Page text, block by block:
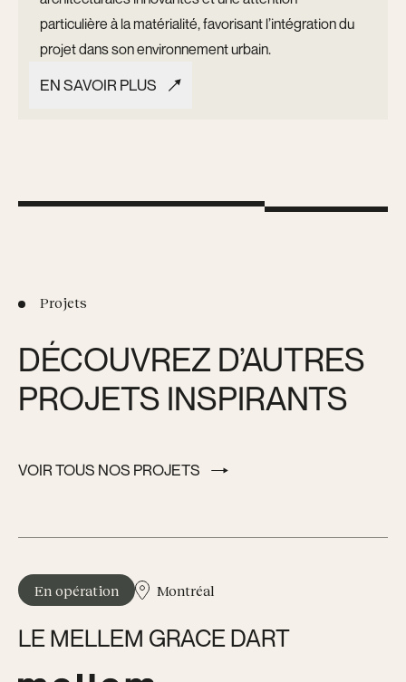
particulière à la matérialité, favorisant l’intégration du
projet dans son environnement urbain.
EN SAVOIR PLUS
Projets
DÉCOUVREZ D’AUTRES
PROJETS INSPIRANTS
VOIR TOUS NOS PROJETS
En opération Montréal
LE MELLEM GRACE DART